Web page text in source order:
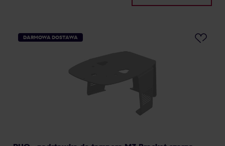
DARMOWA DOSTAWA